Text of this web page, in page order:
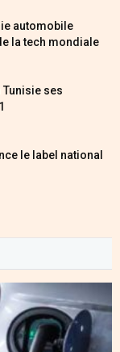
automobile
la tech mondiale
Tunisie ses
le label national